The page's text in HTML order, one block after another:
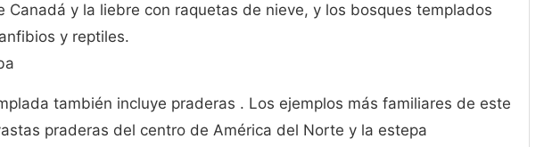
Canadá y la liebre con raquetas de nieve, y los bosques templados
y reptiles.
también incluye praderas . Los ejemplos más familiares de este
praderas del centro de América del Norte y la estepa